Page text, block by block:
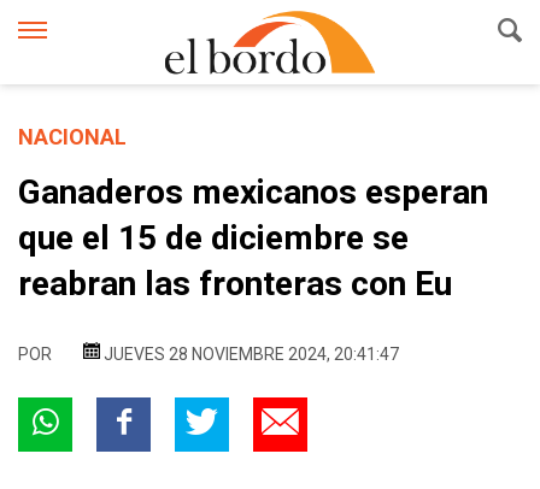
NACIONAL
Ganaderos mexicanos esperan
que el 15 de diciembre se
reabran las fronteras con Eu
POR JUEVES 28 NOVIEMBRE 2024, 20:41:47